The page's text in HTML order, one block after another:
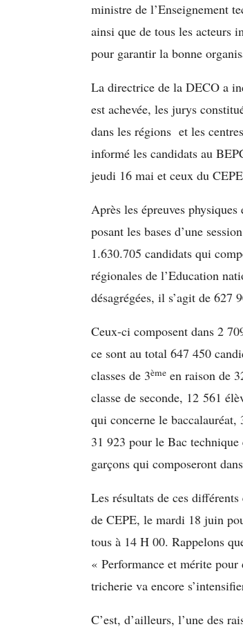
ministre de l’Enseignement
ainsi que de tous les acteurs
pour garantir la bonne
La directrice de la DECO a
est achevée, les jurys
dans les régions et les
informé les candidats au
jeudi 16 mai et ceux du
Après les épreuves
posant les bases d’une
1.630.705 candidats qui
régionales de l’Education
désagrégées, il s’agit de 627
Ceux-ci composent dans 2
ce sont au total 647 450
classes de 3ème en raison de
classe de seconde, 12 561
qui concerne le
31 923 pour le Bac
garçons qui composeront
Les résultats de ces
de CEPE, le mardi 18 juin
tous à 14 H 00. Rappelons
« Performance et mérite
tricherie va encore
C’est, d’ailleurs, l’une des